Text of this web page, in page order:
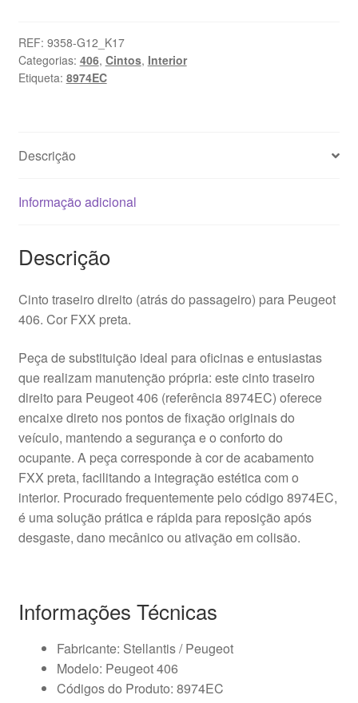
direito
Peugeot
406
REF: 9358-G12_K17
Categorias: 406, Cintos, Interior
Etiqueta: 8974EC
Descrição
Informação adicional
Descrição
Cinto traseiro direito (atrás do passageiro) para Peugeot
406. Cor FXX preta.
Peça de substituição ideal para oficinas e entusiastas
que realizam manutenção própria: este cinto traseiro
direito para Peugeot 406 (referência 8974EC) oferece
encaixe direto nos pontos de fixação originais do
veículo, mantendo a segurança e o conforto do
ocupante. A peça corresponde à cor de acabamento
FXX preta, facilitando a integração estética com o
interior. Procurado frequentemente pelo código 8974EC,
é uma solução prática e rápida para reposição após
desgaste, dano mecânico ou ativação em colisão.
Informações Técnicas
Fabricante: Stellantis / Peugeot
Modelo: Peugeot 406
Códigos do Produto: 8974EC